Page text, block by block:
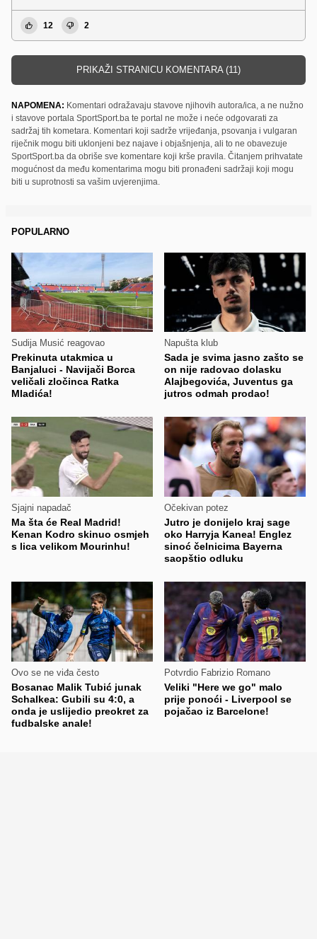
12 2
PRIKAŽI STRANICU KOMENTARA (11)
NAPOMENA: Komentari odražavaju stavove njihovih autora/ica, a ne nužno
i stavove portala SportSport.ba te portal ne može i neće odgovarati za
sadržaj tih kometara. Komentari koji sadrže vrijeđanja, psovanja i vulgaran
riječnik mogu biti uklonjeni bez najave i objašnjenja, ali to ne obavezuje
SportSport.ba da obriše sve komentare koji krše pravila. Čitanjem prihvatate
mogućnost da među komentarima mogu biti pronađeni sadržaji koji mogu
biti u suprotnosti sa vašim uvjerenjima.
POPULARNO
Sudija Musić reagovao
Prekinuta utakmica u
Banjaluci - Navijači Borca
veličali zločinca Ratka
Mladića!
Napušta klub
Sada je svima jasno zašto se
on nije radovao dolasku
Alajbegovića, Juventus ga
jutros odmah prodao!
Sjajni napadač
Ma šta će Real Madrid!
Kenan Kodro skinuo osmjeh
s lica velikom Mourinhu!
Očekivan potez
Jutro je donijelo kraj sage
oko Harryja Kanea! Englez
sinoć čelnicima Bayerna
saopštio odluku
Ovo se ne viđa često
Bosanac Malik Tubić junak
Schalkea: Gubili su 4:0, a
onda je uslijedio preokret za
fudbalske anale!
Potvrdio Fabrizio Romano
Veliki "Here we go" malo
prije ponoći - Liverpool se
pojačao iz Barcelone!